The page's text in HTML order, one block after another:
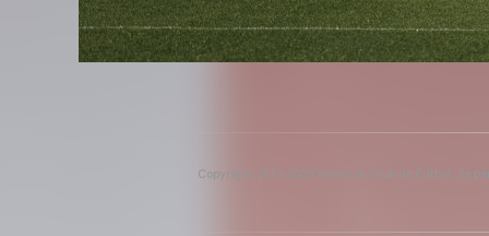
Copyright 2013-2025 Valencia Club de Fútbol. Se